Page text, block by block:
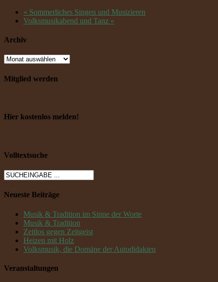
« Sommerliches Singen und Musizieren
Volksmusikabend und Tanz »
Archiv
Mitglied werden
Hier kostenlos melden!
Volltextsuche
Neueste Beiträge
Musik & Tradition im Sinne der Worte
Musik & Tradition
Zeitlos gegen Zeitgeist
Heizen mit Holz
Volksmusik, die Domäne der Autodidakten
Veranstaltungen